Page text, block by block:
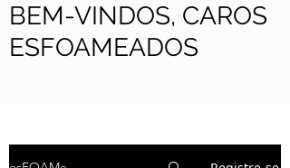
BEM-VINDOS, CAROS
ESFOAMEADOS